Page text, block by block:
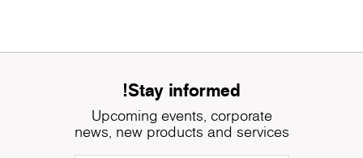
Stay informed!
Upcoming events, corporate
news, new products and services